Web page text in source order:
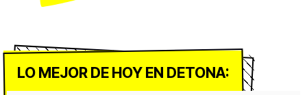
LO MEJOR DE HOY EN DETONA: